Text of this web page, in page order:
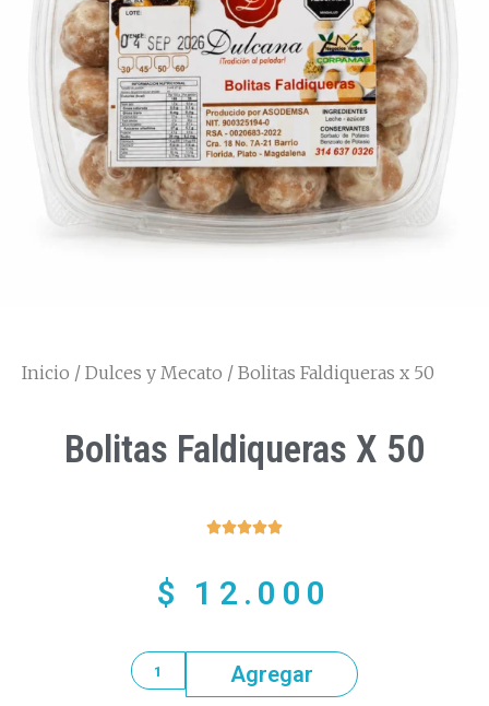
Inicio / Dulces y Mecato / Bolitas Faldiqueras x 50
Bolitas Faldiqueras X 50

$ 12.000
Agregar